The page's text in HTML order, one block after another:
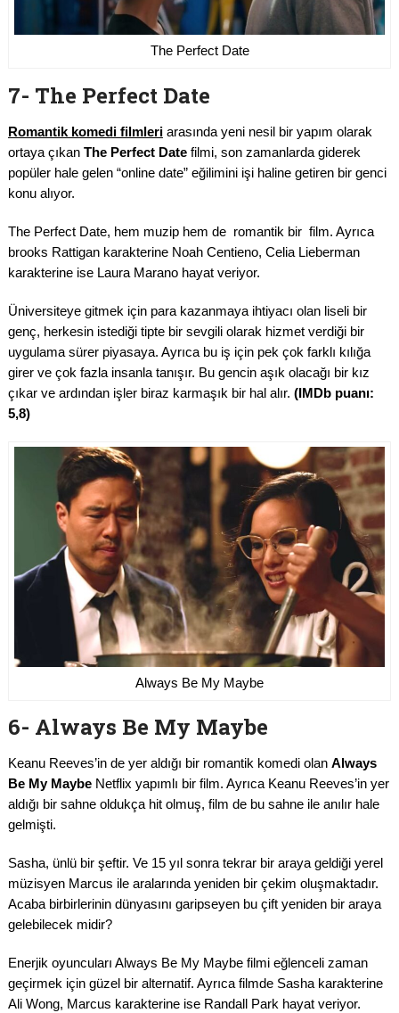
The Perfect Date
7- The Perfect Date
Romantik komedi filmleriarasında yeni nesil bir yapım olarak
ortaya çıkan The Perfect Date filmi, son zamanlarda giderek
popüler hale gelen “online date” eğilimini işi haline getiren bir genci
konu alıyor.
The Perfect Date, hem muzip hem de romantik bir film. Ayrıca
brooks Rattigan karakterine Noah Centieno, Celia Lieberman
karakterine ise Laura Marano hayat veriyor.
Üniversiteye gitmek için para kazanmaya ihtiyacı olan liseli bir
genç, herkesin istediği tipte bir sevgili olarak hizmet verdiği bir
uygulama sürer piyasaya. Ayrıca bu iş için pek çok farklı kılığa
girer ve çok fazla insanla tanışır. Bu gencin aşık olacağı bir kız
çıkar ve ardından işler biraz karmaşık bir hal alır. (IMDb puanı:
5,8)
Always Be My Maybe
6- Always Be My Maybe
Keanu Reeves’in de yer aldığı bir romantik komedi olan Always
Be My Maybe Netflix yapımlı bir film. Ayrıca Keanu Reeves’in yer
aldığı bir sahne oldukça hit olmuş, film de bu sahne ile anılır hale
gelmişti.
Sasha, ünlü bir şeftir. Ve 15 yıl sonra tekrar bir araya geldiği yerel
müzisyen Marcus ile aralarında yeniden bir çekim oluşmaktadır.
Acaba birbirlerinin dünyasını garipseyen bu çift yeniden bir araya
gelebilecek midir?
Enerjik oyuncuları Always Be My Maybe filmi eğlenceli zaman
geçirmek için güzel bir alternatif. Ayrıca filmde Sasha karakterine
Ali Wong, Marcus karakterine ise Randall Park hayat veriyor.